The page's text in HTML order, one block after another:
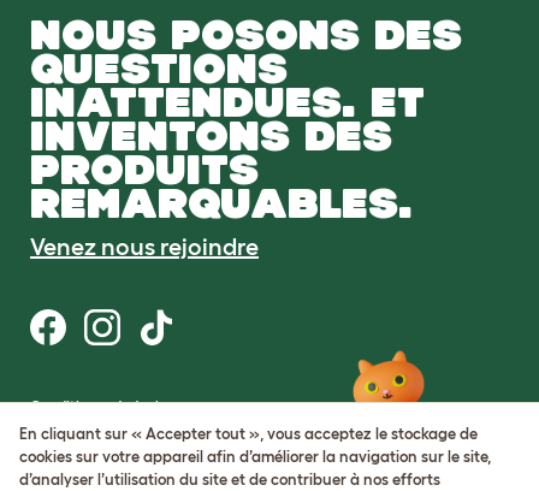
NOUS POSONS DES
QUESTIONS
INATTENDUES. ET
INVENTONS DES
PRODUITS
REMARQUABLES.
Venez nous rejoindre
Conditions générales
Protection de la vie privée et cookies
Cookie Settings
Plan du site
En cliquant sur « Accepter tout », vous acceptez le stockage de
cookies sur votre appareil afin d’améliorer la navigation sur le site,
d’analyser l’utilisation du site et de contribuer à nos efforts